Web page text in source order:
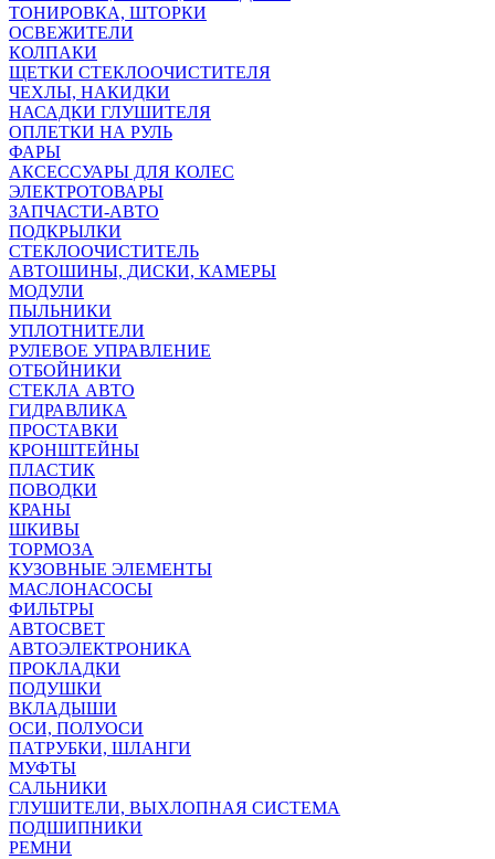
ТОНИРОВКА, ШТОРКИ
ОСВЕЖИТЕЛИ
КОЛПАКИ
ЩЕТКИ СТЕКЛООЧИСТИТЕЛЯ
ЧЕХЛЫ, НАКИДКИ
НАСАДКИ ГЛУШИТЕЛЯ
ОПЛЕТКИ НА РУЛЬ
ФАРЫ
АКСЕССУАРЫ ДЛЯ КОЛЕС
ЭЛЕКТРОТОВАРЫ
ЗАПЧАСТИ-АВТО
ПОДКРЫЛКИ
СТЕКЛООЧИСТИТЕЛЬ
АВТОШИНЫ, ДИСКИ, КАМЕРЫ
МОДУЛИ
ПЫЛЬНИКИ
УПЛОТНИТЕЛИ
РУЛЕВОЕ УПРАВЛЕНИЕ
ОТБОЙНИКИ
СТЕКЛА АВТО
ГИДРАВЛИКА
ПРОСТАВКИ
КРОНШТЕЙНЫ
ПЛАСТИК
ПОВОДКИ
КРАНЫ
ШКИВЫ
ТОРМОЗА
КУЗОВНЫЕ ЭЛЕМЕНТЫ
МАСЛОНАСОСЫ
ФИЛЬТРЫ
АВТОСВЕТ
АВТОЭЛЕКТРОНИКА
ПРОКЛАДКИ
ПОДУШКИ
ВКЛАДЫШИ
ОСИ, ПОЛУОСИ
ПАТРУБКИ, ШЛАНГИ
МУФТЫ
САЛЬНИКИ
ГЛУШИТЕЛИ, ВЫХЛОПНАЯ СИСТЕМА
ПОДШИПНИКИ
РЕМНИ